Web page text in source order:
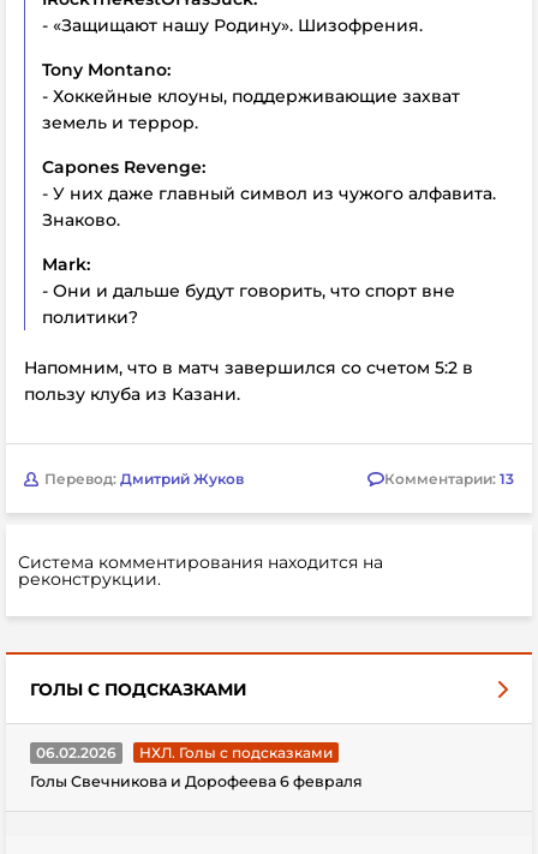
- «Защищают нашу Родину». Шизофрения.
Tony Montano:
- Хоккейные клоуны, поддерживающие захват
земель и террор.
Capones Revenge:
- У них даже главный символ из чужого алфавита.
Знаково.
Mark:
- Они и дальше будут говорить, что спорт вне
политики?
Напомним, что в матч завершился со счетом 5:2 в
пользу клуба из Казани.
Перевод: Дмитрий Жуков Комментарии: 13
Система комментирования находится на
реконструкции.
ГОЛЫ С ПОДСКАЗКАМИ
06.02.2026
НХЛ. Голы с подсказками
Голы Свечникова и Дорофеева 6 февраля